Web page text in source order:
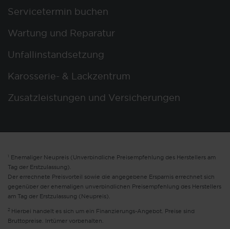
Servicetermin buchen
Wartung und Reparatur
Unfallinstandsetzung
Karosserie- & Lackzentrum
Zusatzleistungen und Versicherungen
1 Ehemaliger Neupreis (Unverbindliche Preisempfehlung des Herstellers am
Tag der Erstzulassung).
Der errechnete Preisvorteil sowie die angegebene Ersparnis errechnet sich
gegenüber der ehemaligen unverbindlichen Preisempfehlung des Herstellers
am Tag der Erstzulassung (Neupreis).
2 Hierbei handelt es sich um ein Finanzierungs-Angebot. Preise sind
Bruttopreise. Irrtümer vorbehalten.